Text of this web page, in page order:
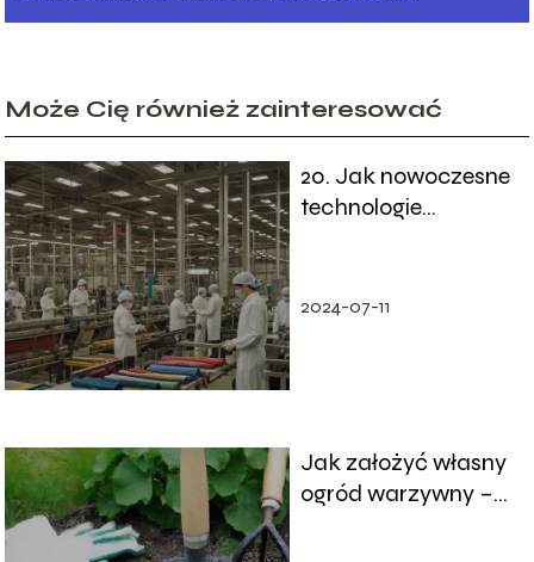
Może Cię również zainteresować
20. Jak nowoczesne
technologie
tekstylnego
2024-07-11
Jak założyć własny
ogród warzywny –